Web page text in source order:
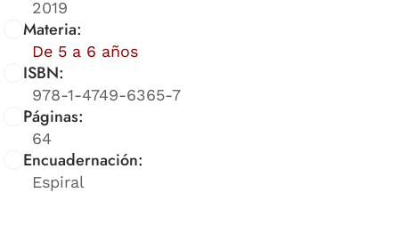
2019
Materia:
De 5 a 6 años
ISBN:
978-1-4749-6365-7
Páginas:
64
Encuadernación:
Espiral